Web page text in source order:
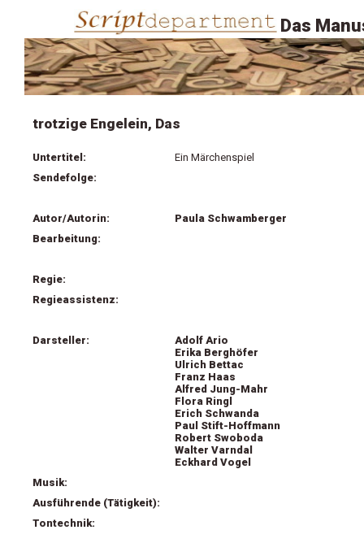
Das
trotzige Engelein, Das
Untertitel:
Ein Märchenspiel
Sendefolge:
Autor/Autorin:
Paula Schwamberger
Bearbeitung:
Regie:
Regieassistenz:
Darsteller:
Adolf Ario
Erika Berghöfer
Ulrich Bettac
Franz Haas
Alfred Jung-Mahr
Flora Ringl
Erich Schwanda
Paul Stift-Hoffmann
Robert Swoboda
Walter Varndal
Eckhard Vogel
Musik:
Ausführende (Tätigkeit):
Tontechnik: